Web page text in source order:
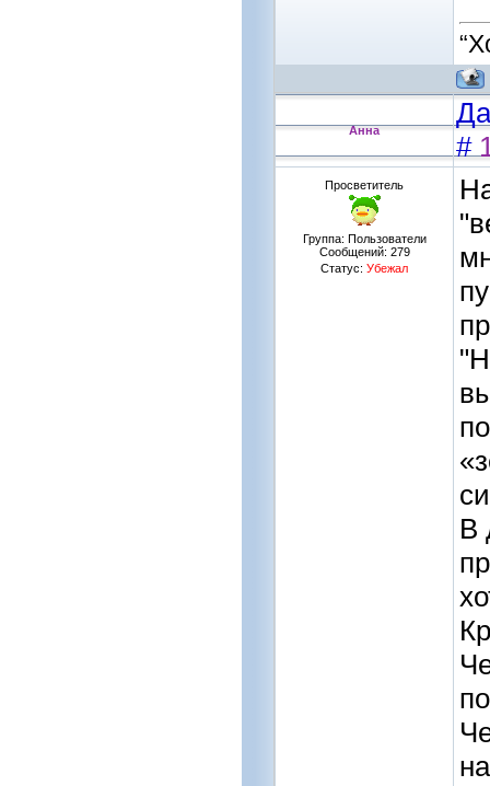
Анна
#
Просветитель
Группа: Пользователи
Сообщений: 279
Статус: Убежал
В